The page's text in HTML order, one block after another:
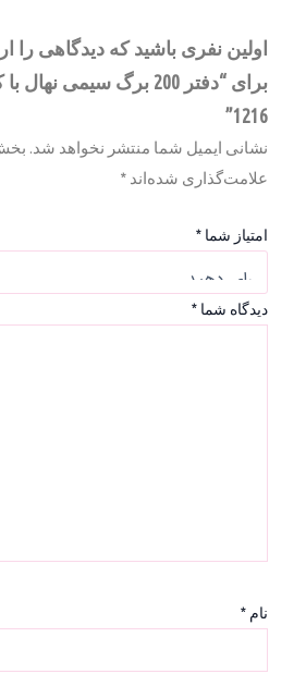
اولین نفری باشید که دیدگاهی را
برای “دفتر 200 برگ سیمی
1216”
نشانی ایمیل شما منتشر نخواهد شد.
علامت‌گذاری شده‌اند *
امتیاز شما *
دیدگاه شما *
نام *